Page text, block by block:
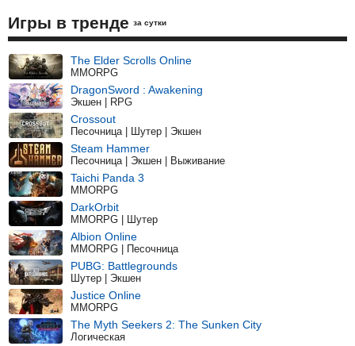
Игры в тренде за сутки
The Elder Scrolls Online
MMORPG
DragonSword : Awakening
Экшен | RPG
Crossout
Песочница | Шутер | Экшен
Steam Hammer
Песочница | Экшен | Выживание
Taichi Panda 3
MMORPG
DarkOrbit
MMORPG | Шутер
Albion Online
MMORPG | Песочница
PUBG: Battlegrounds
Шутер | Экшен
Justice Online
MMORPG
The Myth Seekers 2: The Sunken City
Логическая